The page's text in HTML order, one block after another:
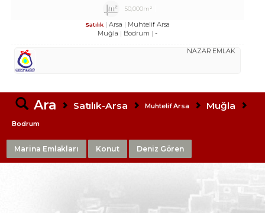
50,000m²
Satılık Arsa
Muhtelif Arsa
Muğla
Bodrum -
NAZAR EMLAK
Ara Satılık-Arsa Muhtelif Arsa Muğla
Bodrum
Marina Emlakları Konut Deniz Gören